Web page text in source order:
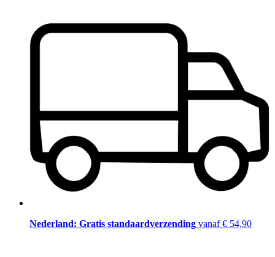
Nederland: Gratis standaardverzending vanaf € 54,90